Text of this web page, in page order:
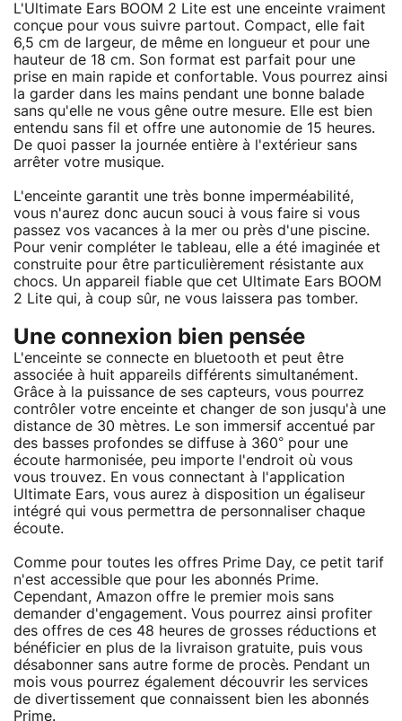
L'Ultimate Ears BOOM 2 Lite est une enceinte vraiment
conçue pour vous suivre partout. Compact, elle fait
6,5 cm de largeur, de même en longueur et pour une
hauteur de 18 cm. Son format est parfait pour une
prise en main rapide et confortable. Vous pourrez ainsi
la garder dans les mains pendant une bonne balade
sans qu'elle ne vous gêne outre mesure. Elle est bien
entendu sans fil et offre une autonomie de 15 heures.
De quoi passer la journée entière à l'extérieur sans
arrêter votre musique.
L'enceinte garantit une très bonne imperméabilité,
vous n'aurez donc aucun souci à vous faire si vous
passez vos vacances à la mer ou près d'une piscine.
Pour venir compléter le tableau, elle a été imaginée et
construite pour être particulièrement résistante aux
chocs. Un appareil fiable que cet Ultimate Ears BOOM
2 Lite qui, à coup sûr, ne vous laissera pas tomber.
Une connexion bien pensée
L'enceinte se connecte en bluetooth et peut être
associée à huit appareils différents simultanément.
Grâce à la puissance de ses capteurs, vous pourrez
contrôler votre enceinte et changer de son jusqu'à une
distance de 30 mètres. Le son immersif accentué par
des basses profondes se diffuse à 360° pour une
écoute harmonisée, peu importe l'endroit où vous
vous trouvez. En vous connectant à l'application
Ultimate Ears, vous aurez à disposition un égaliseur
intégré qui vous permettra de personnaliser chaque
écoute.
Comme pour toutes les offres Prime Day, ce petit tarif
n'est accessible que pour les abonnés Prime.
Cependant, Amazon offre le premier mois sans
demander d'engagement. Vous pourrez ainsi profiter
des offres de ces 48 heures de grosses réductions et
bénéficier en plus de la livraison gratuite, puis vous
désabonner sans autre forme de procès. Pendant un
mois vous pourrez également découvrir les services
de divertissement que connaissent bien les abonnés
Prime.